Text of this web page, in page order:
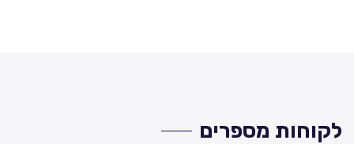
לקוחות מספרים